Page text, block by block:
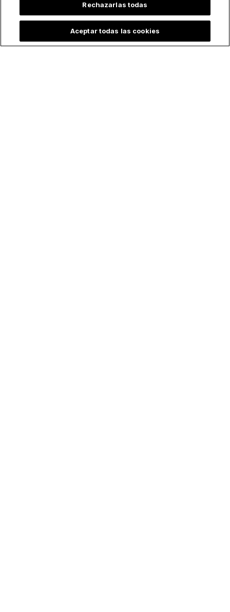
proteger y respetar tu privacidad, consulta nuestra
privacidad.
Rechazarlas todas
Aceptar todas las cookies